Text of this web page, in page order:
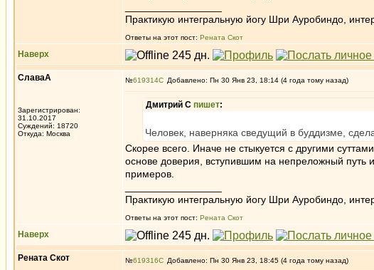
Практикую интегральную йогу Шри Ауробиндо,
Ответы на этот пост: Рената Скот
Наверх
СлаваА
Зарегистрирован:
31.10.2017
Суждений: 18720
Откуда: Москва
№619314 Добавлено: Пн 30 Янв 23, 18:14 (4 года тому назад)
Дмитрий С пишет:
Человек, наверняка сведущий в буддизме,
Скорее всего. Иначе не стыкуется с другими
основе доверия, вступившим на непреложный путь
примеров.
Практикую интегральную йогу Шри Ауробиндо,
Ответы на этот пост: Рената Скот
Наверх
Рената Скот №619316 Добавлено: Пн 30 Янв 23, 18:45 (4 года тому назад)